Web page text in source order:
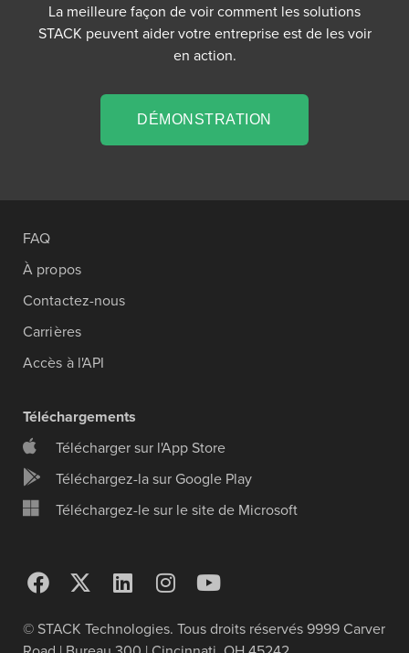
La meilleure façon de voir comment les solutions
STACK peuvent aider votre entreprise est de les voir
en action.
DÉMONSTRATION
© STACK Technologies. Tous droits réservés 9999 Carver
FAQ
À propos
Contactez-nous
Carrières
Accès à l'API
Téléchargements
Télécharger sur l'App Store
Téléchargez-la sur Google Play
Téléchargez-le sur le site de Microsoft